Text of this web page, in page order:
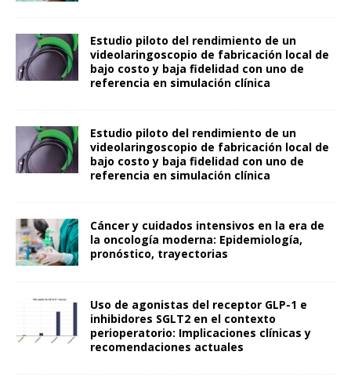
Estudio piloto del rendimiento de un
videolaringoscopio de fabricación local de
bajo costo y baja fidelidad con uno de
referencia en simulación clínica
Estudio piloto del rendimiento de un
videolaringoscopio de fabricación local de
bajo costo y baja fidelidad con uno de
referencia en simulación clínica
Cáncer y cuidados intensivos en la era de
la oncología moderna: Epidemiología,
pronóstico, trayectorias
Uso de agonistas del receptor GLP-1 e
inhibidores SGLT2 en el contexto
perioperatorio: Implicaciones clínicas y
recomendaciones actuales